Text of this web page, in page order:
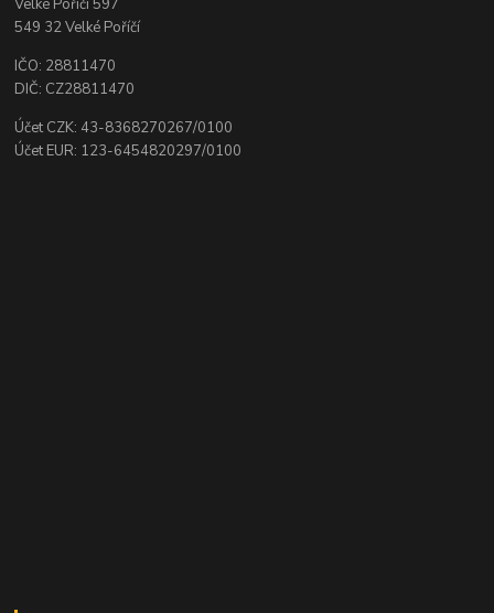
Velké Poříčí 597
549 32 Velké Poříčí
IČO: 28811470
DIČ: CZ28811470
Účet CZK: 43-8368270267/0100
Účet EUR: 123-6454820297/0100